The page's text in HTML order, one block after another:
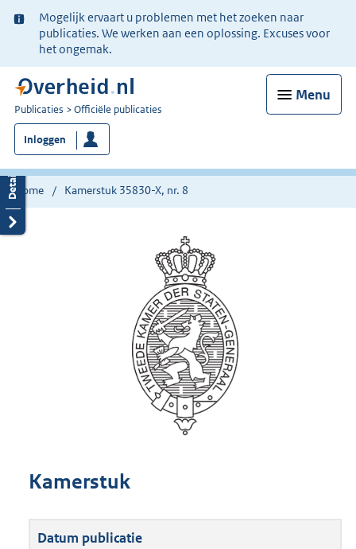
Ter
informatie:
Mogelijk ervaart u problemen met het zoeken naar
publicaties. We werken aan een oplossing. Excuses voor
het ongemak.
Menu
U
bent
nu
hier:
Publicaties Officiële publicaties
Inloggen
Home Kamerstuk 35830-X, nr. 8
Kamerstuk